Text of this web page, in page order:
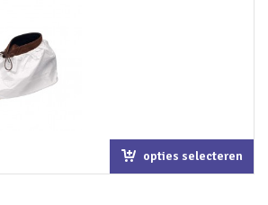
opties selecteren